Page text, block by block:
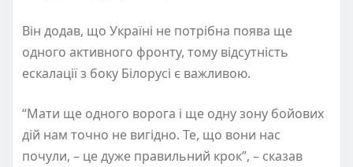
Він додав, що Україні не потрібна поява ще
одного активного фронту, тому відсутність
ескалації з боку Білорусі є важливою.
“Мати ще одного ворога і ще одну зону бойових
дій нам точно не вигідно. Те, що вони нас
почули, – це дуже правильний крок”, – сказав